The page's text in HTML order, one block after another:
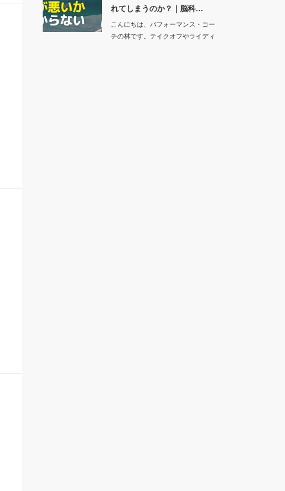
れてしまうのか？｜脳科…
こんにちは、パフォーマンス・コー
チの林です。テイクオフやライディ